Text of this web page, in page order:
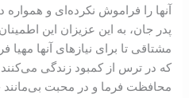
آنها را فراموش نکرده‌ای و
پدر جان، به این عزیزان این
مشتاقی تا برای نیازهای آنها مهیا
که در ترس از کمبود زندگی
محافظت فرما و در محبت بی‌مانند